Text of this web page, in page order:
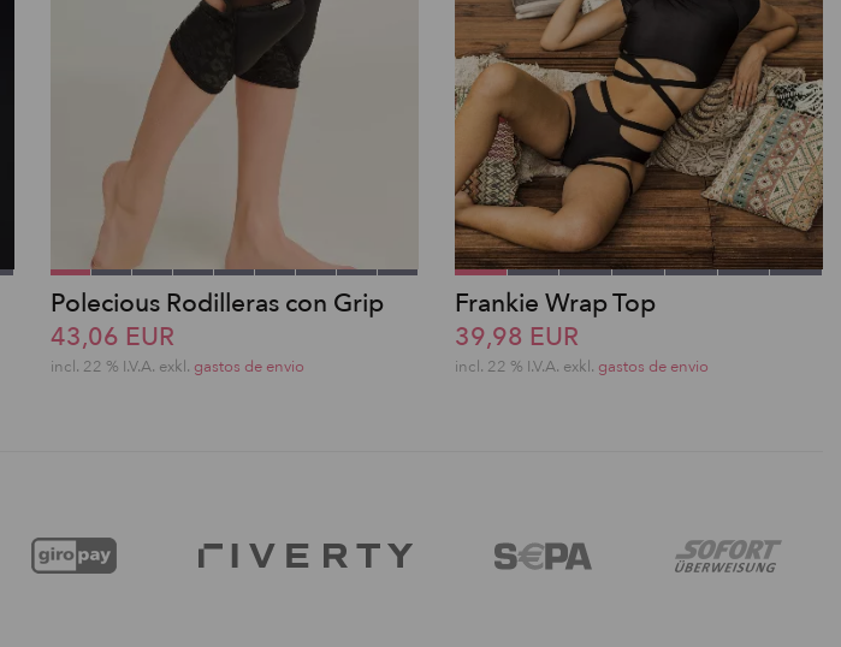
Polecious Rodilleras con Grip
43,06 EUR
incl. 22 % I.V.A. exkl. gastos de envio
Frankie Wrap Top
39,98 EUR
incl. 22 % I.V.A. exkl. gastos de envio